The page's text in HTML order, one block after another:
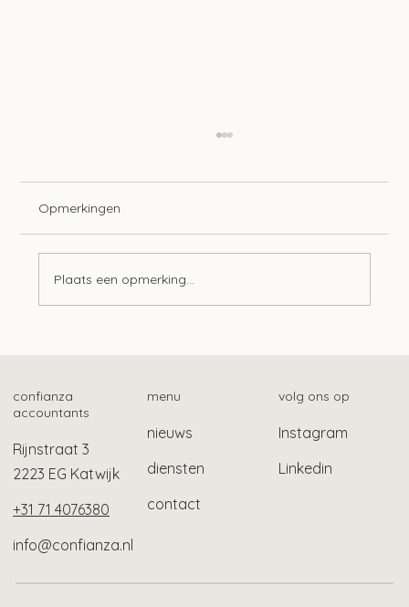
Opmerkingen
Plaats een opmerking...
confianza
accountants
Rijnstraat 3
2223 EG Katwijk
+31 71 4076380
info@confianza.nl
menu
nieuws
diensten
contact
volg ons op
Instagram
Linkedin